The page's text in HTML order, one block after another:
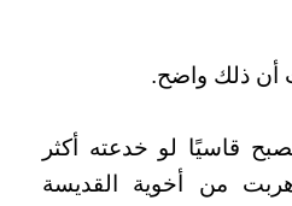
أن ذلك واضح.
قاسيًا لو خدعته أكثر
هربت من أخوية القديسة